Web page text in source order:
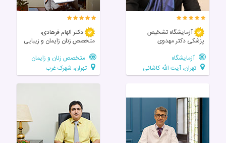
آزمایشگاه تشخیص
پزشکی دکتر مهدوی
آزمایشگاه
تهران، آیت الله کاشانی
دکتر الهام فرهادی،
متخصص زنان زايمان و زیبایی
متخصص زنان و زایمان
تهران، شهرک غرب